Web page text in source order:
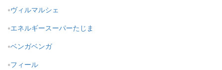
ヴィルマルシェ
エネルギースーパーたじま
ベンガベンガ
フィール